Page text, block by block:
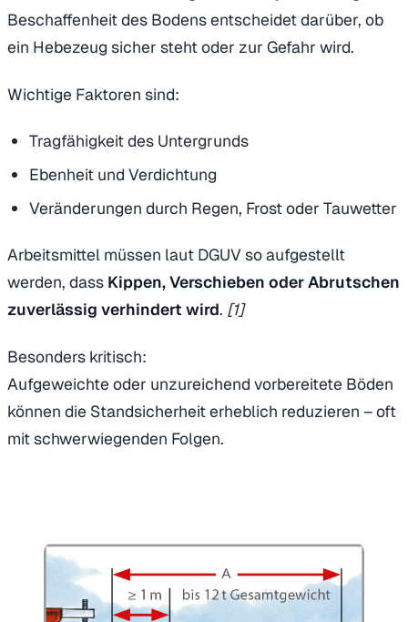
Beschaffenheit des Bodens entscheidet darüber, ob
ein Hebezeug sicher steht oder zur Gefahr wird.
Wichtige Faktoren sind:
Tragfähigkeit des Untergrunds
Ebenheit und Verdichtung
Veränderungen durch Regen, Frost oder Tauwetter
Arbeitsmittel müssen laut DGUV so aufgestellt
werden, dass Kippen, Verschieben oder Abrutschen
zuverlässig verhindert wird. [1]
Besonders kritisch:
Aufgeweichte oder unzureichend vorbereitete Böden
können die Standsicherheit erheblich reduzieren – oft
mit schwerwiegenden Folgen.